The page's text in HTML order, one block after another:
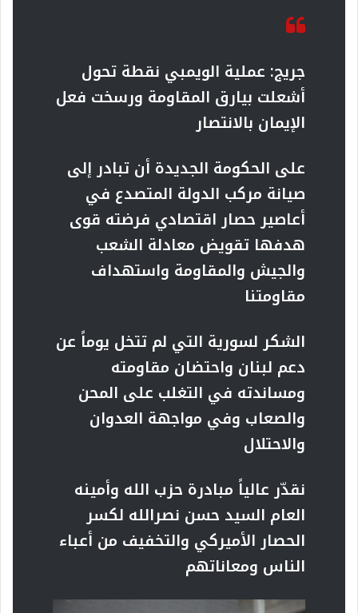
جريج: عملية الويمبي نقطة تحول
أشعلت بيارق المقاومة ورسخت فعل
الإيمان بالانتصار
على الحكومة الجديدة أن تبادر إلى
صيانة مركب الدولة المتصدع في
أعاصير حصار اقتصادي فرضته قوى
هدفها تقويض معادلة الشعب
والجيش والمقاومة واستهداف
مقاومتنا
الشكر لسورية التي لم تتخل يوماً عن
دعم لبنان واحتضان مقاومته
ومساندته في التغلب على المحن
والصعاب وفي مواجهة العدوان
والاحتلال
نقدّر عالياً مبادرة حزب الله وأمينه
العام السيد حسن نصرالله لكسر
الحصار الأميركي والتخفيف من أعباء
الناس ومعاناتهم